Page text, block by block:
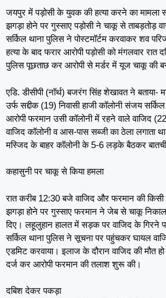
जयपुर में पड़ोसी के युवक की हत्या करने का मामला
झगड़ा होने पर गुस्साए पड़ोसी ने चाकू से ताबड़तोड़
सर्किल थाना पुलिस ने पोस्टमॉर्टम करवाकर शव
हत्या के बाद फरार आरोपी पड़ोसी को मंगलवार
पुलिस पूछताछ कर आरोपी से मर्डर में यूज चाकू की
एडि. डीसीपी (नॉर्थ) बजरंग सिंह शेखावत ने बताया-
उर्फ सद्दीक (19) निवासी हाजी कॉलोनी संजय
आरोपी फरमान उसी कॉलोनी में रहने वाले वाजिद
वाजिद कॉलोनी व आस-पास सब्जी का ठेला लगाता
मस्जिद के बाहर कॉलोनी के 5-6 लड़के बैठकर
कहासुनी पर चाकू से किया हमला
रात करीब 12:30 बजे वाजिद और फरमान की किसी
झगड़ा होने पर गुस्साए फरमान ने जेब से चाकू
दिए। लहूलुहान हालत में सड़क पर वाजिद के गिरने
सर्किल थाना पुलिस ने सूचना पर पहुंचकर घायल
एडमिट करवाया। इलाज के दौरान वाजिद की मौत
दर्ज कर आरोपी फरमान की तलाश शुरू की।
दबिश देकर पकड़ा